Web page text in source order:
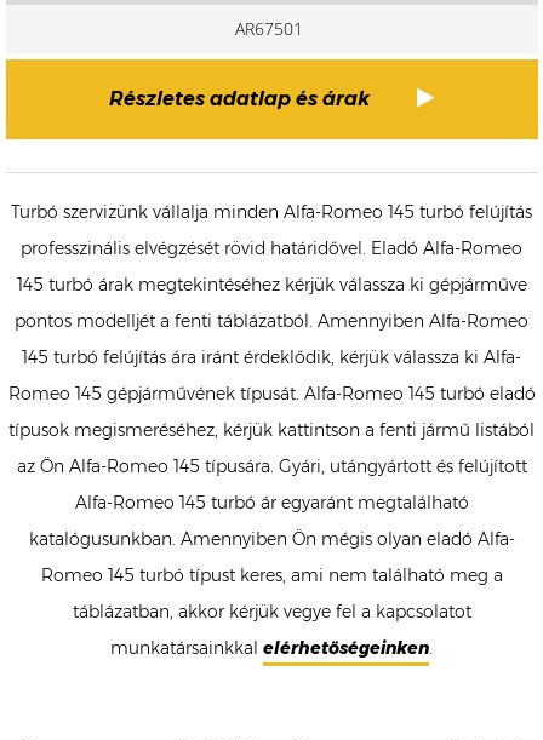
AR67501
Részletes adatlap és árak
Turbó szervizünk vállalja minden Alfa-Romeo 145 turbó felújítás
professzinális elvégzését rövid határidővel. Eladó Alfa-Romeo
145 turbó árak megtekintéséhez kérjük válassza ki gépjárműve
pontos modelljét a fenti táblázatból. Amennyiben Alfa-Romeo
145 turbó felújítás ára iránt érdeklődik, kérjük válassza ki Alfa-
Romeo 145 gépjárművének típusát. Alfa-Romeo 145 turbó eladó
típusok megismeréséhez, kérjük kattintson a fenti jármű listából
az Ön Alfa-Romeo 145 típusára. Gyári, utángyártott és felújított
Alfa-Romeo 145 turbó ár egyaránt megtalálható
katalógusunkban. Amennyiben Ön mégis olyan eladó Alfa-
Romeo 145 turbó típust keres, ami nem található meg a
táblázatban, akkor kérjük vegye fel a kapcsolatot
munkatársainkkal elérhetőségeinken.